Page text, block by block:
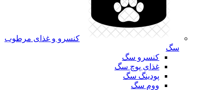
کنسرو و غذای مرطوب
سگ
کنسرو سگ
غذای پوچ سگ
پودینگ سگ
ووم سگ